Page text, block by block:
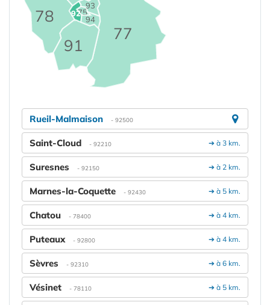
75
77
78
91
92
93
94
Rueil-Malmaison - 92500
➔ à 3 km.
Saint-Cloud - 92210
➔ à 2 km.
Suresnes - 92150
➔ à 5 km.
Marnes-la-Coquette - 92430
➔ à 4 km.
Chatou - 78400
➔ à 4 km.
Puteaux - 92800
➔ à 6 km.
Sèvres - 92310
➔ à 5 km.
Vésinet - 78110